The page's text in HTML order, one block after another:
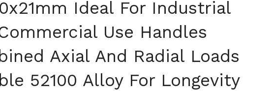
Ideal For Industrial
Use Handles
Axial And Radial Loads
52100 Alloy For Longevity